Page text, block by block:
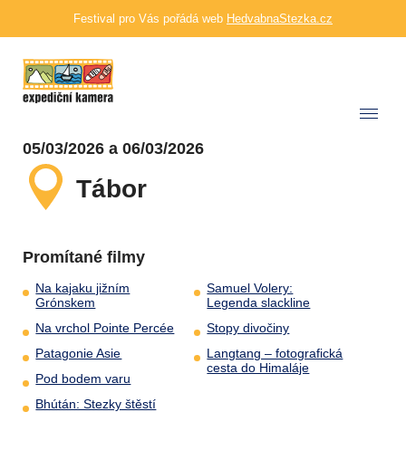
Festival pro Vás pořádá web HedvabnaStezka.cz
05/03/2026 a 06/03/2026
Tábor
Promítané filmy
Na kajaku jižním
Grónskem
Na vrchol Pointe Percée
Patagonie Asie
Pod bodem varu
Bhútán: Stezky štěstí
Samuel Volery:
Legenda slackline
Stopy divočiny
Langtang – fotografická
cesta do Himaláje